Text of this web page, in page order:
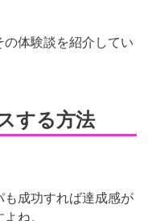
体験談を紹介してい
する方法
成功すれば達成感が
ね。